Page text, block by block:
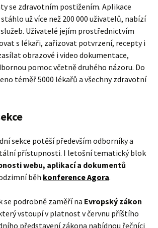
se zdravotním postižením. Aplikace
už více než 200 000 uživatelů, nabízí
Uživatelé jejím prostřednictvím
s lékaři, zařizovat potvrzení, recepty i
obrazové i video dokumentace,
pomoc včetně druhého názoru. Do
téměř 5000 lékařů a všechny zdravotní
sekce potěší především odborníky a
přístupnosti. I letošní tematický blok
webu, aplikací a dokumentů
běh konference Agora.
se podrobně zaměří na Evropský zákon
vstoupí v platnost v červnu příštího
představení zákona nabídnou řečníci